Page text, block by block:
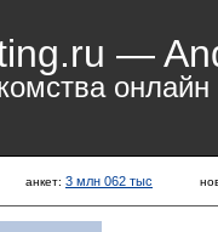
—
онлайн
анкет: 3 млн 062 тыс